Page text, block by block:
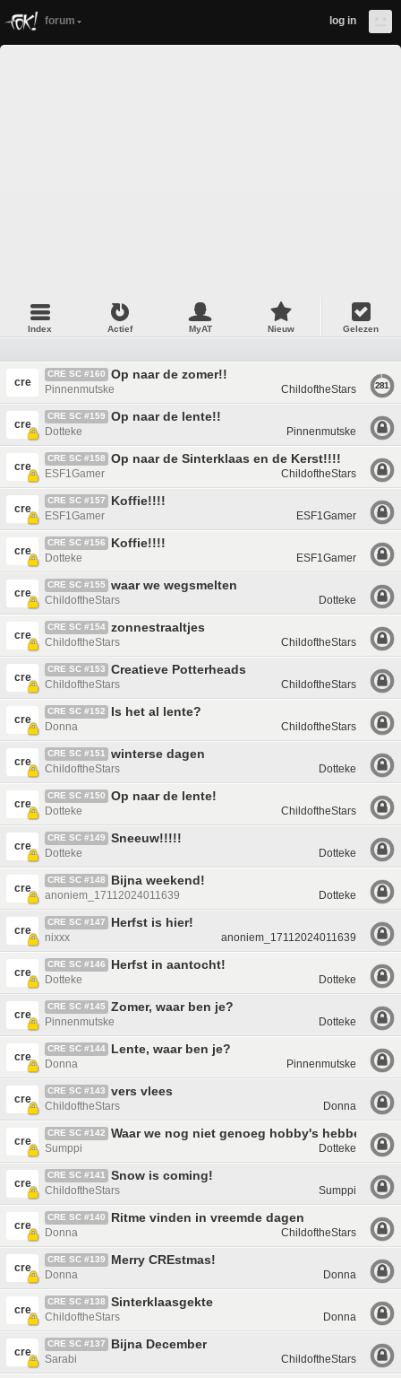
forum log in
Index Actief MyAT Nieuw Gelezen
cre
CRE SC #160 Op naar de zomer!!
Pinnenmutske ChildoftheStars 281
cre
CRE SC #159 Op naar de lente!!
Dotteke Pinnenmutske
cre
CRE SC #158 Op naar de Sinterklaas en de Kerst!!!!
ESF1Gamer ChildoftheStars
cre
CRE SC #157 Koffie!!!!
ESF1Gamer ESF1Gamer
cre
CRE SC #156 Koffie!!!!
Dotteke ESF1Gamer
cre
CRE SC #155 waar we wegsmelten
ChildoftheStars Dotteke
cre
CRE SC #154 zonnestraaltjes
ChildoftheStars ChildoftheStars
cre
CRE SC #153 Creatieve Potterheads
ChildoftheStars ChildoftheStars
cre
CRE SC #152 Is het al lente?
Donna ChildoftheStars
cre
CRE SC #151 winterse dagen
ChildoftheStars Dotteke
cre
CRE SC #150 Op naar de lente!
Dotteke ChildoftheStars
cre
CRE SC #149 Sneeuw!!!!!
Dotteke Dotteke
cre
CRE SC #148 Bijna weekend!
anoniem_17112024011639 Dotteke
cre
CRE SC #147 Herfst is hier!
nixxx anoniem_17112024011639
cre
CRE SC #146 Herfst in aantocht!
Dotteke Dotteke
cre
CRE SC #145 Zomer, waar ben je?
Pinnenmutske Dotteke
cre
CRE SC #144 Lente, waar ben je?
Donna Pinnenmutske
cre
CRE SC #143 vers vlees
ChildoftheStars Donna
cre
CRE SC #142 Waar we nog niet genoeg hobby's hebben.
Sumppi Dotteke
cre
CRE SC #141 Snow is coming!
ChildoftheStars Sumppi
cre
CRE SC #140 Ritme vinden in vreemde dagen
Donna ChildoftheStars
cre
CRE SC #139 Merry CREstmas!
Donna Donna
cre
CRE SC #138 Sinterklaasgekte
ChildoftheStars Donna
cre
CRE SC #137 Bijna December
Sarabi ChildoftheStars